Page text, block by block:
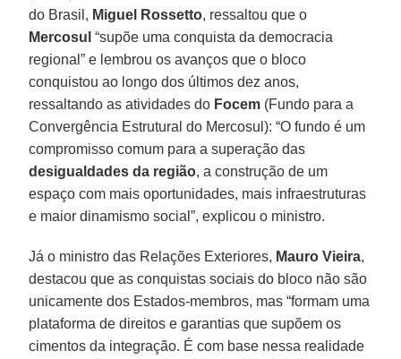
do Brasil, Miguel Rossetto, ressaltou que o
Mercosul “supõe uma conquista da democracia
regional” e lembrou os avanços que o bloco
conquistou ao longo dos últimos dez anos,
ressaltando as atividades do Focem (Fundo para a
Convergência Estrutural do Mercosul): “O fundo é um
compromisso comum para a superação das
desigualdades da região, a construção de um
espaço com mais oportunidades, mais infraestruturas
e maior dinamismo social”, explicou o ministro.
Já o ministro das Relações Exteriores, Mauro Vieira,
destacou que as conquistas sociais do bloco não são
unicamente dos Estados-membros, mas “formam uma
plataforma de direitos e garantias que supõem os
cimentos da integração. É com base nessa realidade